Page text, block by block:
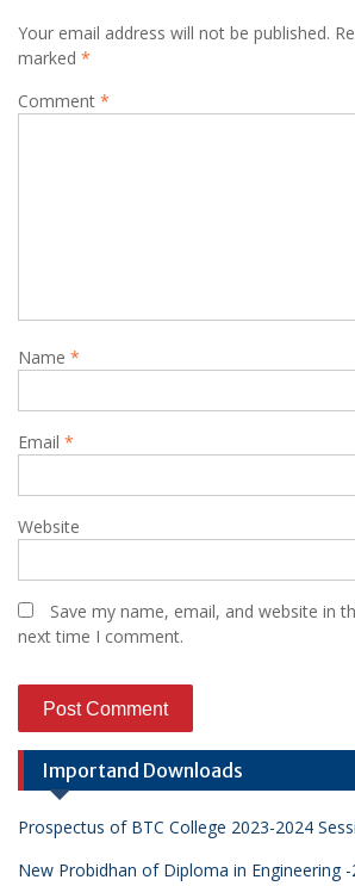
Your email address will not be published.
marked *
Comment *
Name *
Email *
Website
Save my name, email, and website in
next time I comment.
Importand Downloads
Prospectus of BTC College 2023-2024
New Probidhan of Diploma in Engineering -